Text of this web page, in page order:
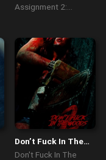
Assignment 2:
Don’t Fuck In The
Woods 2
Don't Fuck In The